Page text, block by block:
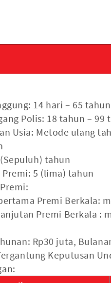
14 hari – 65 tahun
Polis: 18 tahun – 99
Usia: Metode ulang
tahun
Premi: 5 (lima) tahun
Premi Berkala:
Premi Berkala :
Rp30 juta,
Keputusan